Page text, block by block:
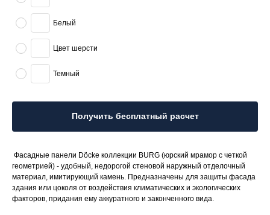
Белый
Цвет шерсти
Темный
Получить бесплатный расчет
Фасадные панели Döcke коллекции BURG (юрский мрамор с четкой
геометрией) - удобный, недорогой стеновой наружный отделочный
материал, имитирующий камень. Предназначены для защиты фасада
здания или цоколя от воздействия климатических и экологических
факторов, придания ему аккуратного и законченного вида.